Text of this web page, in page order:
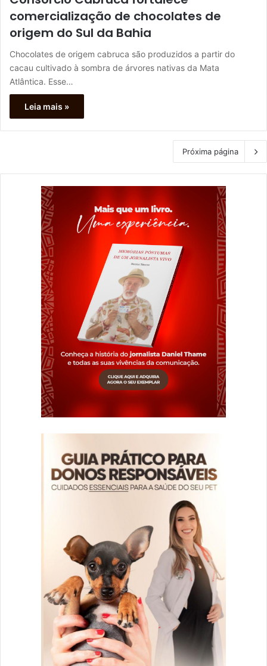
comercialização de chocolates de
origem do Sul da Bahia
Chocolates de origem cabruca são produzidos a partir do
cacau cultivado à sombra de árvores nativas da Mata
Atlântica. Esse…
Leia mais »
Próxima página